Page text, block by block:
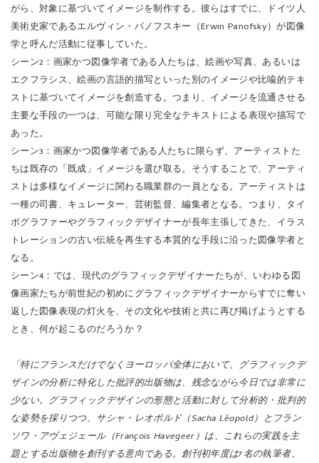
がら、対象に基づいてイメージを制作する。彼らはすでに、ドイツ人
美術史家であるエルヴィン・パノフスキー（Erwin Panofsky）が図像
学と呼んだ活動に従事していた。
シーン2：画家かつ図像学者である人たちは、絵画や写真、あるいは
エクフラシス、絵画の言語的描写といった別のイメージや比喩的テキ
ストに基づいてイメージを創造する。つまり、イメージを流通させる
主要な手段の一つは、可能な限り完全なテキストによる表現や描写で
あった。
シーン3：画家かつ図像学者である人たちに限らず、アーティストた
ちは既存の「既成」イメージを選び取る。そうすることで、アーティ
ストは多様なイメージに関わる職業群の一員となる。アーティストは
一種の司書、キュレーター、芸術監督、編集者となる。つまり、タイ
ポグラファーやグラフィックデザイナーが長年主張してきた、イラス
トレーションの古い伝統を再生する本質的な手段に沿った図像学者と
なる。
シーン4：では、現代のグラフィックデザイナーたちが、いわゆる図
像画家たちが前世紀の初めにグラフィックデザイナーからすでに奪い
返した図像表現の灯火を、その文化や技術と共に再び掲げようとする
とき、何が起こるのだろうか？
「特にフランスだけでなくヨーロッパ全体において、グラフィックデ
ザインの分析に特化した批評的出版物は、残念ながら今日では非常に
少ない。グラフィックデザインの形態と活動に対して分析的・批判的
な姿勢を採りつつ、サシャ・レオポルド（Sacha Léopold）とフラン
ソワ・アヴェジェール（François Havegeer）は、これらの実践を主
題とする出版物を創刊する意向である。創刊初年度は7名の執筆者、